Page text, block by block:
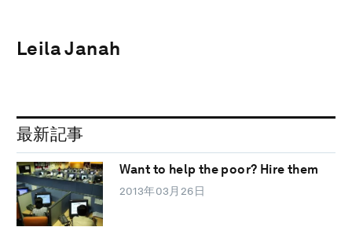
Leila Janah
最新記事
Want to help the poor? Hire them
2013年03月26日